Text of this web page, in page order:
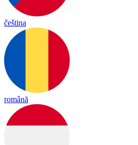
čeština
română